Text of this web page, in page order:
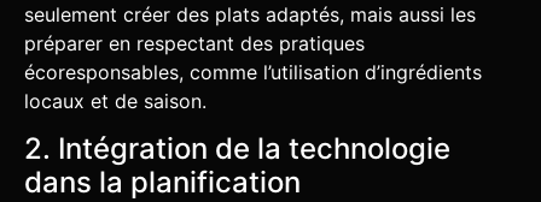
seulement créer des plats adaptés, mais aussi les
préparer en respectant des pratiques
écoresponsables, comme l’utilisation d’ingrédients
locaux et de saison.
2. Intégration de la technologie
dans la planification